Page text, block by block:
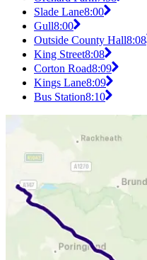
Slade Lane8:00
Gull8:00
Outside County Hall8:08
King Street8:08
Corton Road8:09
Kings Lane8:09
Bus Station8:10